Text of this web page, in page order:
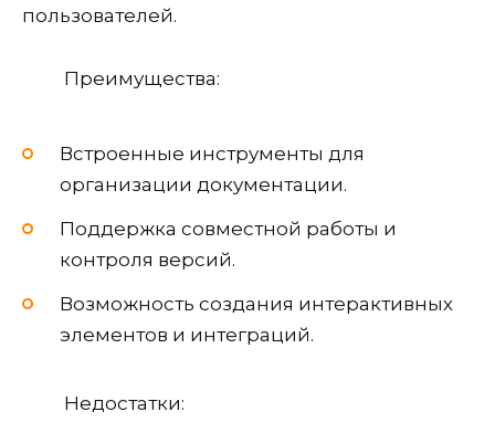
пользователей.
Преимущества:
Встроенные инструменты для
организации документации.
Поддержка совместной работы и
контроля версий.
Возможность создания интерактивных
элементов и интеграций.
Недостатки: